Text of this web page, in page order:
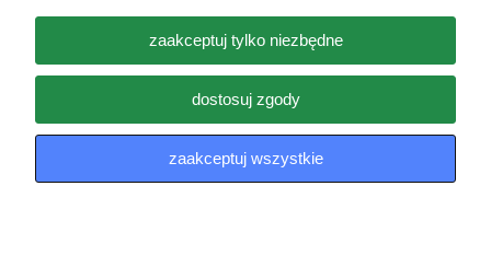
Płatności i dostawa
Informacje
O nas
zaakceptuj tylko niezbędne
dostosuj zgody
zaakceptuj wszystkie